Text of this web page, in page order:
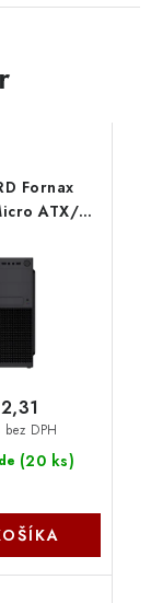
Fornax
ATX/
(20 ks)
DPH